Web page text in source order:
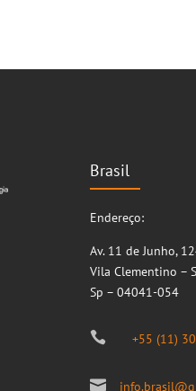
Brasil
Endereço:
Av. 11 de Junho,
Vila Clementino –
Sp – 04041-054
 +55 (11)
